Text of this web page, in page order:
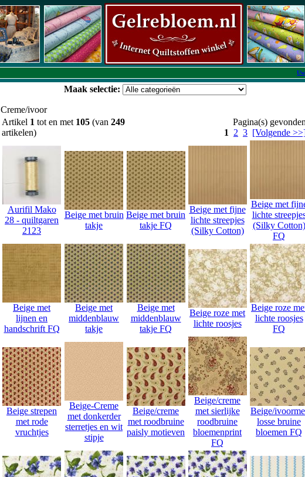
Maak selectie:
Creme/ivoor
Artikel 1 tot en met 105 (van 249
artikelen)
Pagina(s)
1
2 3 [Volgende
Aurifil Mako
28 - quiltgaren
2123
Beige met bruin
takje
Beige met bruin
takje FQ
Beige met fijne
lichte streepjes
(Silky Cotton)
Beige met
lichte
(Silky Cotton)
FQ
Beige met
lijnen en
handschrift FQ
Beige met
middenblauw
takje
Beige met
middenblauw
takje FQ
Beige roze met
lichte roosjes
Beige roze
lichte roosjes
FQ
Beige strepen
met rode
vruchtjes
Beige-Creme
met donkerder
sterretjes en wit
stipje
Beige/creme
met roodbruine
paisly motieven
Beige/creme
met sierlijke
roodbruine
bloemenprint
FQ
Beige/
losse bruine
bloemen FQ